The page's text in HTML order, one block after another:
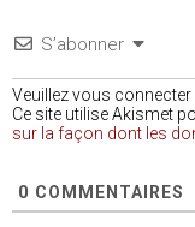
S’abonner
Veuillez vous
Ce site utilise Akismet
sur la façon dont les
0 COMMENTAIRES